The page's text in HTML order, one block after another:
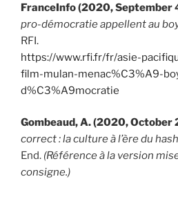
FranceInfo (2020, September
pro-démocratie appellent au
RFI.
https://www.rfi.fr/fr/asie-
film-mulan-menac%C3%A9-
d%C3%A9mocratie
Gombeaud, A. (2020, October
correct : la culture à l’ère du
End. (Référence à la version
consigne.)